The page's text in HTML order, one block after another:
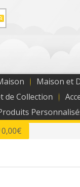
Maison et
de Collection
0,00€